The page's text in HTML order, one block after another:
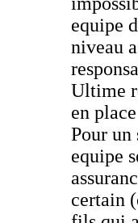
equipe
niveau
Ultime
en
Pour un
equipe
certain